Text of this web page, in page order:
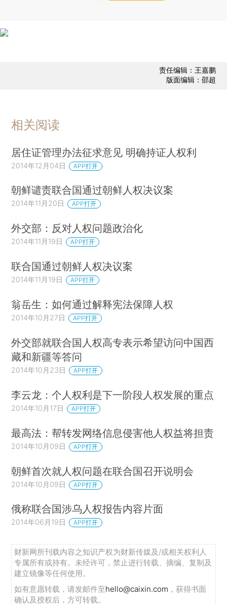
责任编辑：王嘉鹏
版面编辑：邵超
相关阅读
居住证管理办法征求意见 明确持证人权利
2014年12月04日 APP打开
朝鲜谴责联合国通过朝鲜人权决议案
2014年11月20日 APP打开
外交部：反对人权问题政治化
2014年11月19日 APP打开
联合国通过朝鲜人权决议案
2014年11月19日 APP打开
翁岳生：如何通过解释宪法保障人权
2014年10月27日 APP打开
外交部就联合国人权高专表示希望访问中国西
藏和新疆等答问
2014年10月23日 APP打开
李云龙：个人权利是下一阶段人权发展的重点
2014年10月17日 APP打开
最高法：帮转发网络信息侵害他人权益将担责
2014年10月09日 APP打开
朝鲜首次就人权问题在联合国召开说明会
2014年10月09日 APP打开
俄称联合国涉乌人权报告内容片面
2014年06月19日 APP打开
财新网所刊载内容之知识产权为财新传媒及/或相关权利人
专属所有或持有。未经许可，禁止进行转载、摘编、复制及
建立镜像等任何使用。
如有意愿转载，请发邮件至hello@caixin.com ，获得书面
确认及授权后，方可转载。